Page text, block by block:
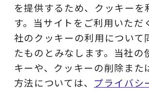
現役コンサルタントのコラム、
語解説、セミナー情報など実務
ンテンツを発信します。
フォローする
を提供するため、クッキーを
す。当サイトをご利用いただ
社のクッキーの利用について
たものとみなします。当社の
キーや、クッキーの削除また
方法については、 プライバシ